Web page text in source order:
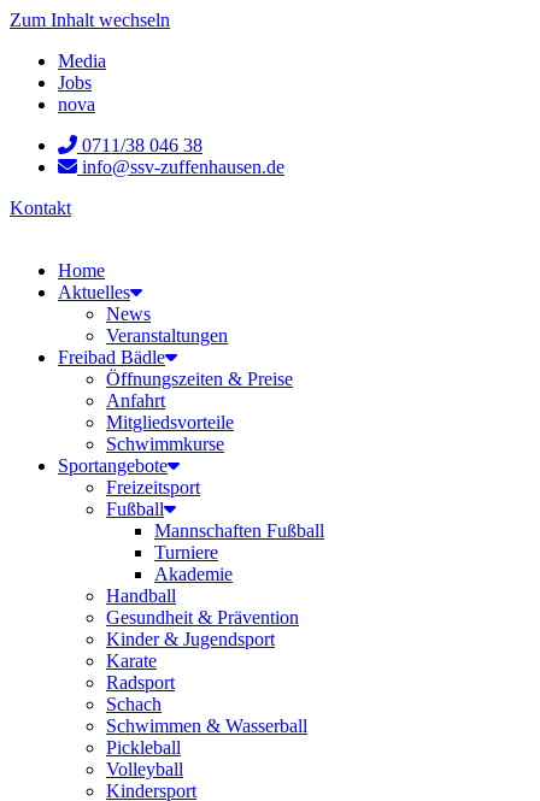
Zum Inhalt wechseln
Media
Jobs
nova
0711/38 046 38
info@ssv-zuffenhausen.de
Kontakt
Home
Aktuelles
News
Veranstaltungen
Freibad Bädle
Öffnungszeiten & Preise
Anfahrt
Mitgliedsvorteile
Schwimmkurse
Sportangebote
Freizeitsport
Fußball
Mannschaften Fußball
Turniere
Akademie
Handball
Gesundheit & Prävention
Kinder & Jugendsport
Karate
Radsport
Schach
Schwimmen & Wasserball
Pickleball
Volleyball
Kindersport